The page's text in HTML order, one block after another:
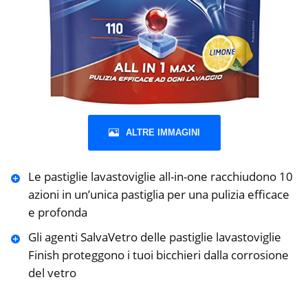
ALTRE IMMAGINI
Le pastiglie lavastoviglie all-in-one racchiudono 10
azioni in un’unica pastiglia per una pulizia efficace
e profonda
Gli agenti SalvaVetro delle pastiglie lavastoviglie
Finish proteggono i tuoi bicchieri dalla corrosione
del vetro